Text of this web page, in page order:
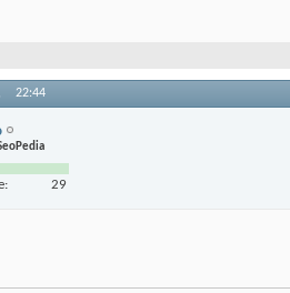
22:44
29